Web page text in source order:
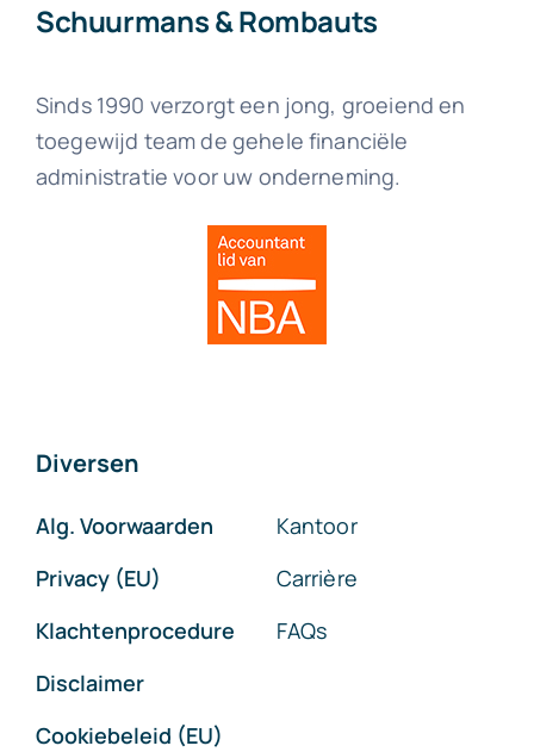
Schuurmans & Rombauts
Sinds 1990 verzorgt een jong, groeiend en
toegewijd team de gehele financiële
administratie voor uw onderneming.
Diversen
Alg. Voorwaarden
Privacy (EU)
Klachtenprocedure
Disclaimer
Cookiebeleid (EU)
Kantoor
Carrière
FAQs